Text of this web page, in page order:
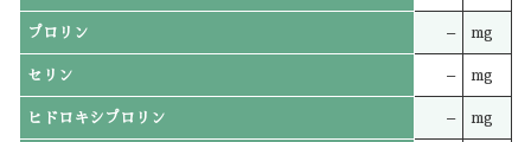
プロリン – mg
セリン – mg
ヒドロキシプロリン – mg